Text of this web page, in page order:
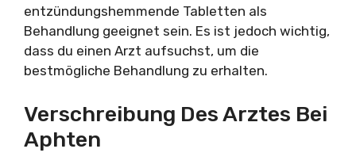
entzündungshemmende Tabletten als
Behandlung geeignet sein. Es ist jedoch wichtig,
dass du einen Arzt aufsuchst, um die
bestmögliche Behandlung zu erhalten.
Verschreibung Des Arztes Bei
Aphten